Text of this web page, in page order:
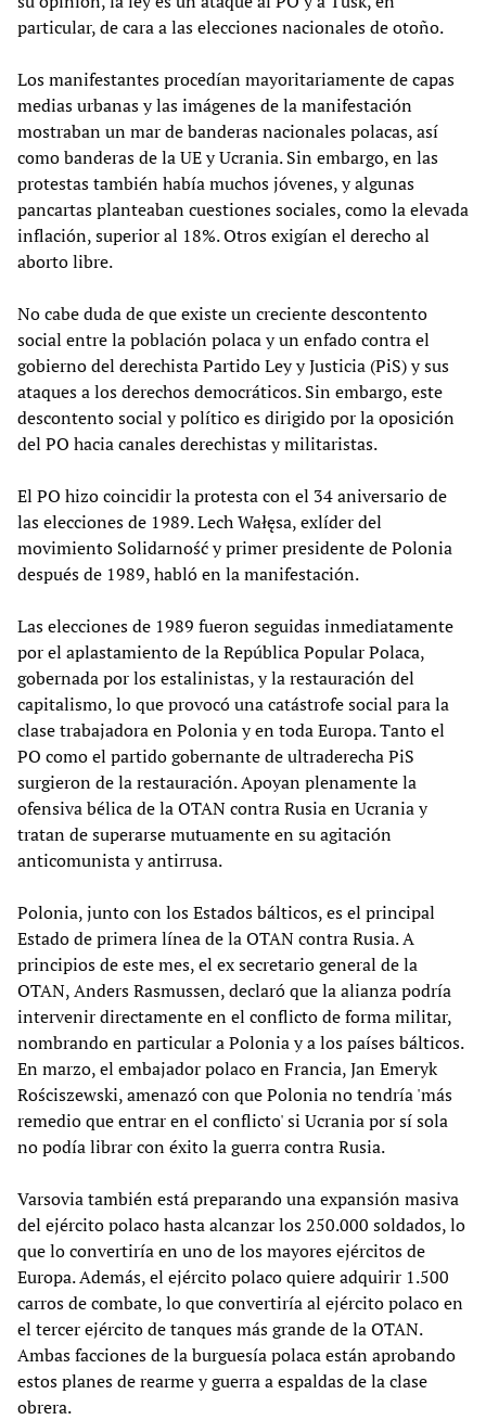
particular, de cara a las elecciones nacionales de otoño.
Los manifestantes procedían mayoritariamente de capas
medias urbanas y las imágenes de la manifestación
mostraban un mar de banderas nacionales polacas, así
como banderas de la UE y Ucrania. Sin embargo, en las
protestas también había muchos jóvenes, y algunas
pancartas planteaban cuestiones sociales, como la elevada
inflación, superior al 18%. Otros exigían el derecho al
aborto libre.
No cabe duda de que existe un creciente descontento
social entre la población polaca y un enfado contra el
gobierno del derechista Partido Ley y Justicia (PiS) y sus
ataques a los derechos democráticos. Sin embargo, este
descontento social y político es dirigido por la oposición
del PO hacia canales derechistas y militaristas.
El PO hizo coincidir la protesta con el 34 aniversario de
las elecciones de 1989. Lech Wałęsa, exlíder del
movimiento Solidarność y primer presidente de Polonia
después de 1989, habló en la manifestación.
Las elecciones de 1989 fueron seguidas inmediatamente
por el aplastamiento de la República Popular Polaca,
gobernada por los estalinistas, y la restauración del
capitalismo, lo que provocó una catástrofe social para la
clase trabajadora en Polonia y en toda Europa. Tanto el
PO como el partido gobernante de ultraderecha PiS
surgieron de la restauración. Apoyan plenamente la
ofensiva bélica de la OTAN contra Rusia en Ucrania y
tratan de superarse mutuamente en su agitación
anticomunista y antirrusa.
Polonia, junto con los Estados bálticos, es el principal
Estado de primera línea de la OTAN contra Rusia. A
principios de este mes, el ex secretario general de la
OTAN, Anders Rasmussen, declaró que la alianza podría
intervenir directamente en el conflicto de forma militar,
nombrando en particular a Polonia y a los países bálticos.
En marzo, el embajador polaco en Francia, Jan Emeryk
Rościszewski, amenazó con que Polonia no tendría 'más
remedio que entrar en el conflicto' si Ucrania por sí sola
no podía librar con éxito la guerra contra Rusia.
Varsovia también está preparando una expansión masiva
del ejército polaco hasta alcanzar los 250.000 soldados, lo
que lo convertiría en uno de los mayores ejércitos de
Europa. Además, el ejército polaco quiere adquirir 1.500
carros de combate, lo que convertiría al ejército polaco en
el tercer ejército de tanques más grande de la OTAN.
Ambas facciones de la burguesía polaca están aprobando
estos planes de rearme y guerra a espaldas de la clase
obrera.